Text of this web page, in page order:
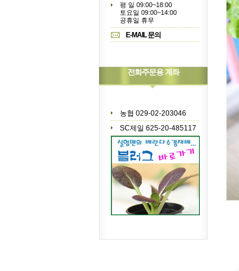
평 일 09:00~18:00
토요일 09:00~14:00
공휴일 휴무
E-MAIL 문의
전화주문용 계좌
농협 029-02-203046
SC제일 625-20-485117